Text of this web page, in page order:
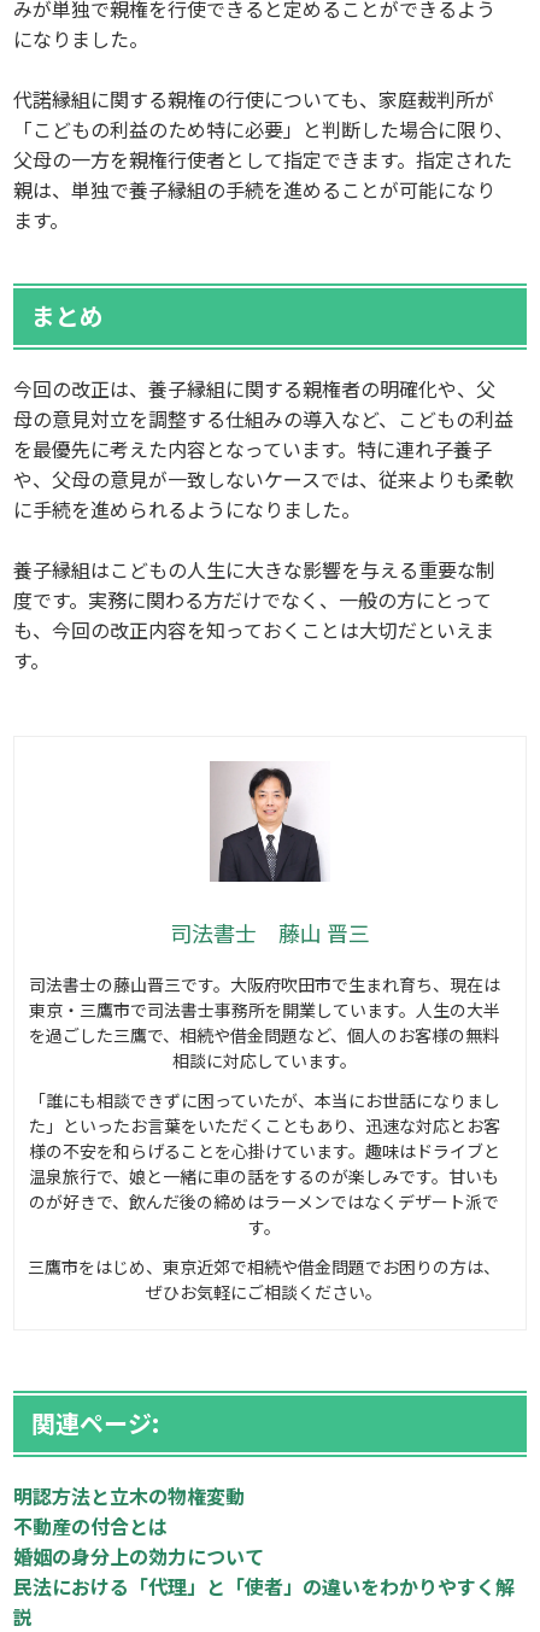
みが単独で親権を行使できると定めることができるよう
になりました。
代諾縁組に関する親権の行使についても、家庭裁判所が
「こどもの利益のため特に必要」と判断した場合に限り、
父母の一方を親権行使者として指定できます。指定された
親は、単独で養子縁組の手続を進めることが可能になり
ます。
まとめ
今回の改正は、養子縁組に関する親権者の明確化や、父
母の意見対立を調整する仕組みの導入など、こどもの利益
を最優先に考えた内容となっています。特に連れ子養子
や、父母の意見が一致しないケースでは、従来よりも柔軟
に手続を進められるようになりました。
養子縁組はこどもの人生に大きな影響を与える重要な制
度です。実務に関わる方だけでなく、一般の方にとって
も、今回の改正内容を知っておくことは大切だといえま
す。
司法書士 藤山 晋三
司法書士の藤山晋三です。大阪府吹田市で生まれ育ち、現在は
東京・三鷹市で司法書士事務所を開業しています。人生の大半
を過ごした三鷹で、相続や借金問題など、個人のお客様の無料
相談に対応しています。
「誰にも相談できずに困っていたが、本当にお世話になりまし
た」といったお言葉をいただくこともあり、迅速な対応とお客
様の不安を和らげることを心掛けています。趣味はドライブと
温泉旅行で、娘と一緒に車の話をするのが楽しみです。甘いも
のが好きで、飲んだ後の締めはラーメンではなくデザート派で
す。
三鷹市をはじめ、東京近郊で相続や借金問題でお困りの方は、
ぜひお気軽にご相談ください。
関連ページ:
明認方法と立木の物権変動
不動産の付合とは
婚姻の身分上の効力について
民法における「代理」と「使者」の違いをわかりやすく解
説